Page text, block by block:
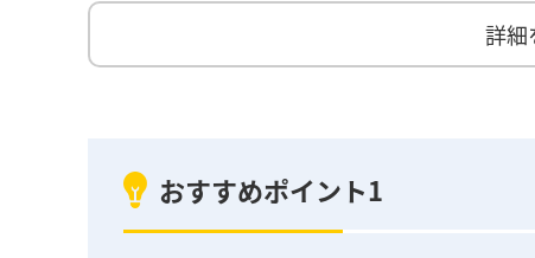
詳細
おすすめポイント1